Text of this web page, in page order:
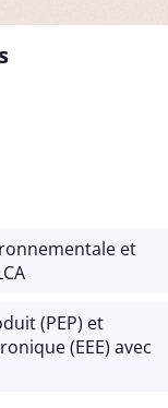
et
(PEP) et
(EEE) avec